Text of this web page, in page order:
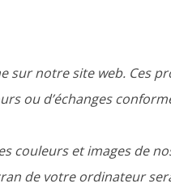
sur notre site web. Ces
ou d’échanges
couleurs et images de
de votre ordinateur